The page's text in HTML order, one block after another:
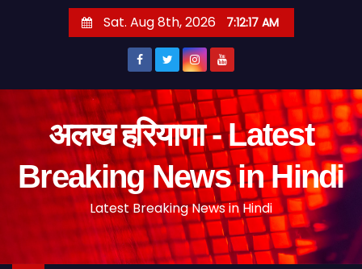
Sat. Aug 8th, 2026 7:12:18 AM
अलख हरियाणा - Latest
Breaking News in Hindi
Latest Breaking News in Hindi